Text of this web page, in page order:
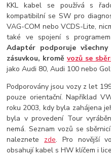
KKL kabel se používá s
kompatibilní se SW pro
VAG-COM nebo VCDS-Lite,
také ve spojení s
Adaptér podporuje
zásuvkou, kromě vozů se
jako Audi 80, Audi 100 nebo
Podporovány jsou vozy z let
pouze orientační. Například
roku 2003, kdy byla zahájena
byla v provedení Tour
nemá. Seznam vozů se
naleznete zde. Pro novější
obsahují kabel s HW klíčem i